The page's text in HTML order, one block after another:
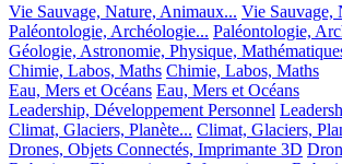
Vie Sauvage, Nature, Animaux... Vie Sauvage,
Paléontologie, Archéologie... Paléontologie,
Géologie, Astronomie, Physique,
Chimie, Labos, Maths Chimie, Labos, Maths
Eau, Mers et Océans Eau, Mers et Océans
Leadership, Développement Personnel
Climat, Glaciers, Planète... Climat, Glaciers,
Drones, Objets Connectés, Imprimante 3D